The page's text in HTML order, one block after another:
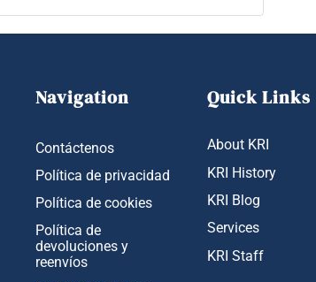
Navigation
Contáctenos
Política de privacidad
Política de cookies
Política de
devoluciones y
reenvíos
Quick Links
About KRI
KRI History
KRI Blog
Services
KRI Staff